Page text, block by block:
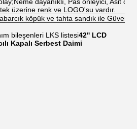
üzerine renk ve LOGO'su vardır.
köpük ve tahta sandık ile
bileşenleri LKS listesi42'' LCD
Kapalı Serbest Daimi